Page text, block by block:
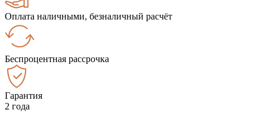
Оплата наличными, безналичный расчёт
Беспроцентная рассрочка
Гарантия
2 года